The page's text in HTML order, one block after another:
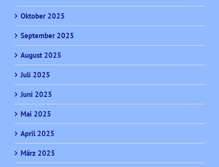
Oktober 2025
September 2025
August 2025
Juli 2025
Juni 2025
Mai 2025
April 2025
März 2025